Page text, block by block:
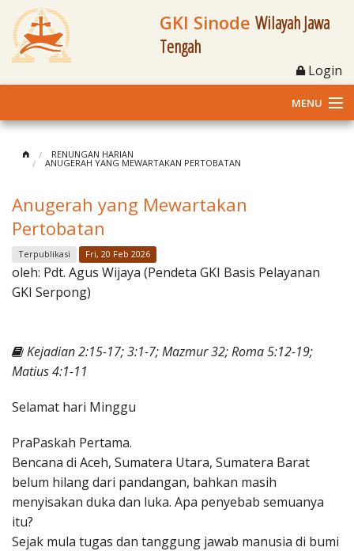
GKI Sinode Wilayah Jawa
Tengah
Login
MENU
Klasis dan Jemaat
Berita Kegiatan
Fasilitas
Penerbitan
RENUNGAN HARIAN
ANUGERAH YANG MEWARTAKAN PERTOBATAN
Anugerah yang Mewartakan
Pertobatan
Terpublikasi Fri, 20 Feb 2026
oleh: Pdt. Agus Wijaya (Pendeta GKI Basis Pelayanan
GKI Serpong)
Kejadian 2:15-17; 3:1-7; Mazmur 32; Roma 5:12-19;
Matius 4:1-11
Selamat hari Minggu
PraPaskah Pertama.
Bencana di Aceh, Sumatera Utara, Sumatera Barat
belum hilang dari pandangan, bahkan masih
menyisakan duka dan luka. Apa penyebab semuanya
itu?
Sejak mula tugas dan tanggung jawab manusia di bumi